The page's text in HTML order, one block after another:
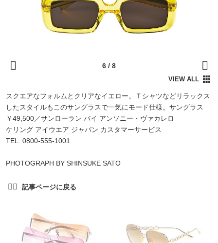
スクエアなフォルムとクリアなイエロー。Ｔシャツなどリラックス
したスタイルもこのサングラスで一気にモード仕様。サングラス
￥49,500／サンローラン バイ アンソニー・ヴァカレロ
ケリング アイウエア ジャパン カスタマーサービス
TEL. 0800-555-1001
PHOTOGRAPH BY SHINSUKE SATO